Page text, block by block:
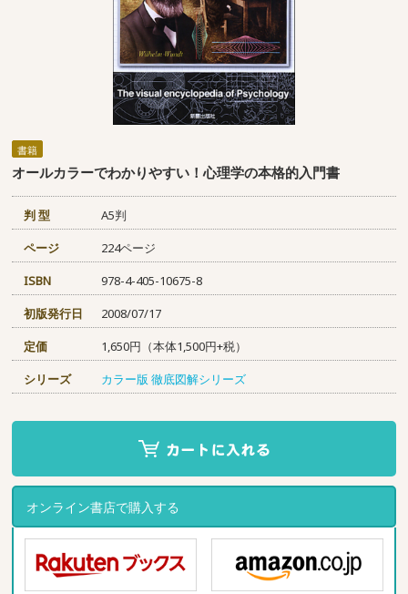
書籍
オールカラーでわかりやすい！心理学の本格的入門書
判 型
A5判
ページ
224ページ
ISBN
978-4-405-10675-8
初版発行日
2008/07/17
定価
1,650円（本体1,500円+税）
シリーズ
カラー版 徹底図解シリーズ
オンライン書店で購入する